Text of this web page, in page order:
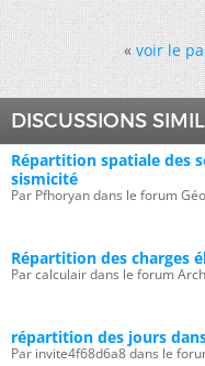
« voir le
DISCUSSIONS
Répartition spatiale des
sismicité
Par Pfhoryan dans le forum
Répartition des charges
Par calculair dans le forum
répartition des jours
Par invite4f68d6a8 dans le